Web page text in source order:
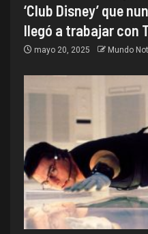
‘Club Disney’ que
llegó a trabajar con
mayo 20, 2025 Mundo